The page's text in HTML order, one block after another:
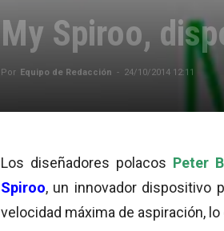
My Spiroo,
Por Equipo de Redacción - 24/10/2014 12:11
Los diseñadores polacos Peter
Spiroo, un innovador dispositivo
velocidad máxima de aspiración,